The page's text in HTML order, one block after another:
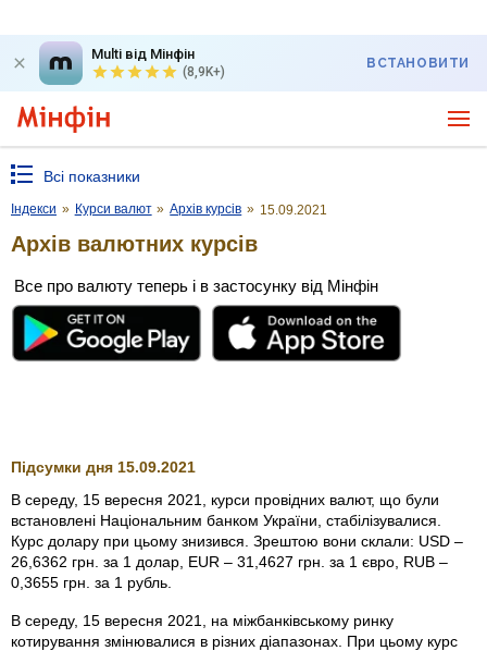
Multi від Мінфін
(8,9K+)
ВСТАНОВИТИ
Всі показники
Індекси » Курси валют » Архів курсів » 15.09.2021
Архів валютних курсів
Все про валюту теперь і в застосунку від Мінфін
Підсумки дня 15.09.2021
В середу, 15 вересня 2021, курси провідних валют, що були
встановлені Національним банком України, стабілізувалися.
Курс долару при цьому знизився. Зрештою вони склали: USD –
26,6362 грн. за 1 долар, EUR – 31,4627 грн. за 1 євро, RUB –
0,3655 грн. за 1 рубль.
В середу, 15 вересня 2021, на міжбанківському ринку
котирування змінювалися в різних діапазонах. При цьому курс